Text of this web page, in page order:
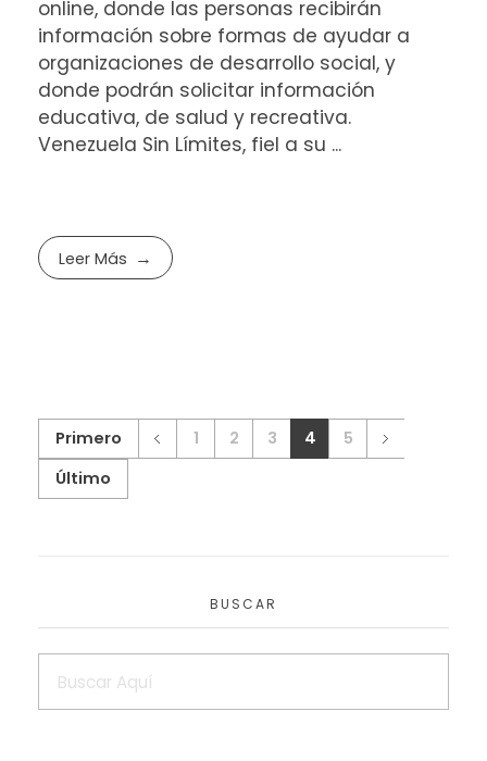
online, donde las personas recibirán
información sobre formas de ayudar a
organizaciones de desarrollo social, y
donde podrán solicitar información
educativa, de salud y recreativa.
Venezuela Sin Límites, fiel a su ...
Leer Más
Primero 1 2 3 4
5
Último
BUSCAR